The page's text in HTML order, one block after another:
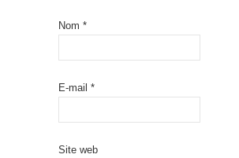
Nom *
E-mail *
Site web